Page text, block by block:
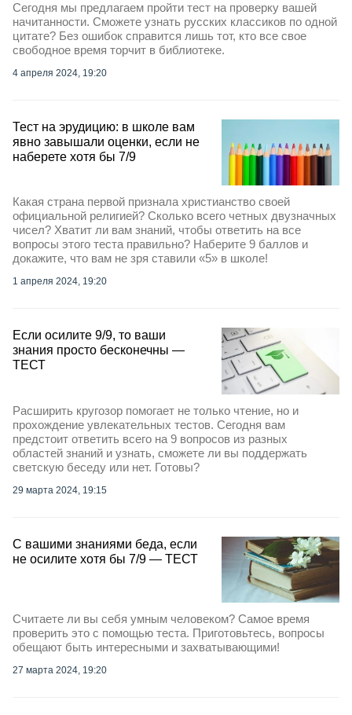
Сегодня мы предлагаем пройти тест на проверку вашей
начитанности. Сможете узнать русских классиков по одной
цитате? Без ошибок справится лишь тот, кто все свое
свободное время торчит в библиотеке.
4 апреля 2024, 19:20
Тест на эрудицию: в школе вам
явно завышали оценки, если не
наберете хотя бы 7/9
Какая страна первой признала христианство своей
официальной религией? Сколько всего четных двузначных
чисел? Хватит ли вам знаний, чтобы ответить на все
вопросы этого теста правильно? Наберите 9 баллов и
докажите, что вам не зря ставили «5» в школе!
1 апреля 2024, 19:20
Если осилите 9/9, то ваши
знания просто бесконечны —
ТЕСТ
Расширить кругозор помогает не только чтение, но и
прохождение увлекательных тестов. Сегодня вам
предстоит ответить всего на 9 вопросов из разных
областей знаний и узнать, сможете ли вы поддержать
светскую беседу или нет. Готовы?
29 марта 2024, 19:15
С вашими знаниями беда, если
не осилите хотя бы 7/9 — ТЕСТ
Считаете ли вы себя умным человеком? Самое время
проверить это с помощью теста. Приготовьтесь, вопросы
обещают быть интересными и захватывающими!
27 марта 2024, 19:20